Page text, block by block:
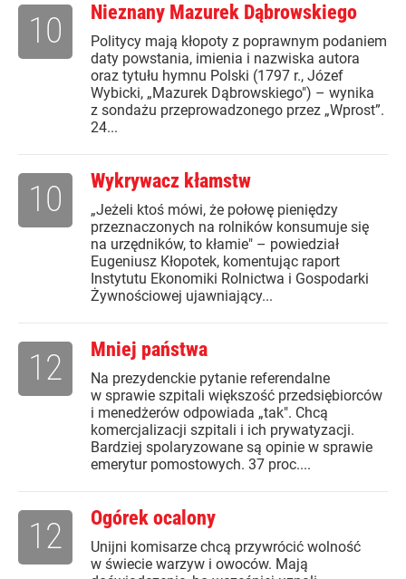
Nieznany Mazurek Dąbrowskiego
Politycy mają kłopoty z poprawnym podaniem
daty powstania, imienia i nazwiska autora
oraz tytułu hymnu Polski (1797 r., Józef
Wybicki, „Mazurek Dąbrowskiego") – wynika
z sondażu przeprowadzonego przez „Wprost”.
24...
10
Wykrywacz kłamstw
„Jeżeli ktoś mówi, że połowę pieniędzy
przeznaczonych na rolników konsumuje się
na urzędników, to kłamie" – powiedział
Eugeniusz Kłopotek, komentując raport
Instytutu Ekonomiki Rolnictwa i Gospodarki
Żywnościowej ujawniający...
10
Mniej państwa
Na prezydenckie pytanie referendalne
w sprawie szpitali większość przedsiębiorców
i menedżerów odpowiada „tak". Chcą
komercjalizacji szpitali i ich prywatyzacji.
Bardziej spolaryzowane są opinie w sprawie
emerytur pomostowych. 37 proc....
12
Ogórek ocalony
Unijni komisarze chcą przywrócić wolność
w świecie warzyw i owoców. Mają
12